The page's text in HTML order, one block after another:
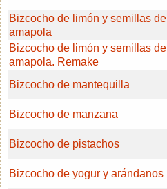
Bizcocho de limón y semillas de
amapola
Bizcocho de limón y semillas de
amapola. Remake
Bizcocho de mantequilla
Bizcocho de manzana
Bizcocho de pistachos
Bizcocho de yogur y arándanos